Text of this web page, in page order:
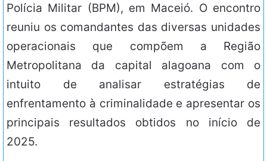
Polícia Militar (BPM), em Maceió. O encontro
reuniu os comandantes das diversas unidades
operacionais que compõem a Região
Metropolitana da capital alagoana com o
intuito de analisar estratégias de
enfrentamento à criminalidade e apresentar os
principais resultados obtidos no início de
2025.